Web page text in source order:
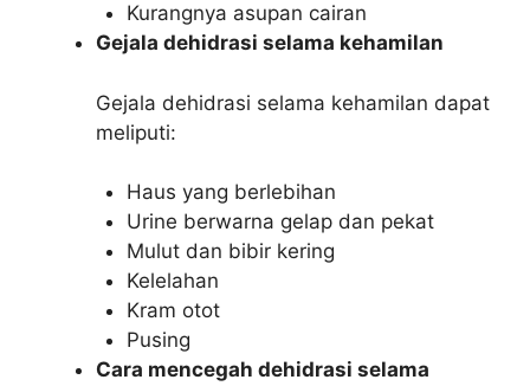
Kurangnya asupan cairan
Gejala dehidrasi selama kehamilan
Gejala dehidrasi selama kehamilan dapat
meliputi:
Haus yang berlebihan
Urine berwarna gelap dan pekat
Mulut dan bibir kering
Kelelahan
Kram otot
Pusing
Cara mencegah dehidrasi selama